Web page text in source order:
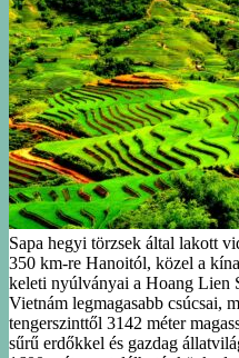
Sapa hegyi törzsek által lakott
350 km-re Hanoitól, közel a
keleti nyúlványai a Hoang Lien
Vietnám legmagasabb csúcsai,
tengerszinttől 3142 méter
sűrű erdőkkel és gazdag